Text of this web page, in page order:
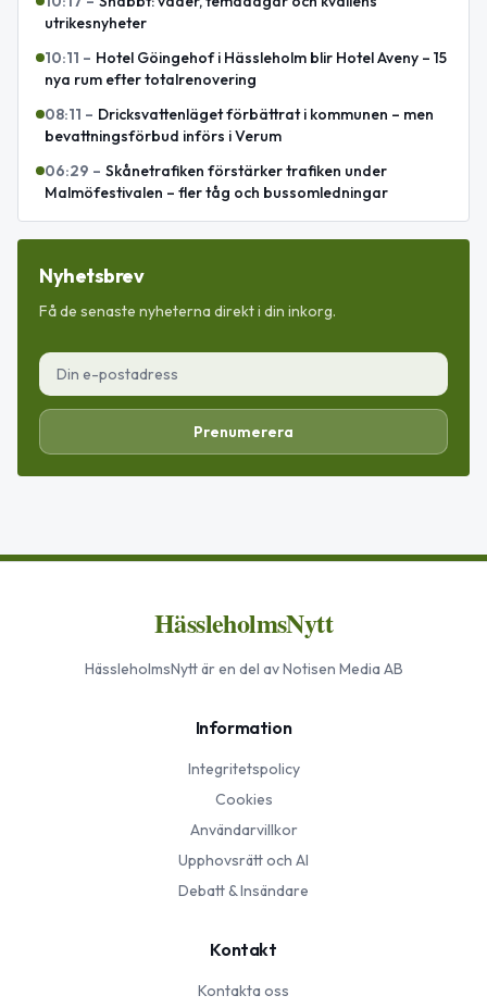
utrikesnyheter
10:11 – Hotel Göingehof i Hässleholm blir Hotel Aveny – 15
nya rum efter totalrenovering
08:11 – Dricksvattenläget förbättrat i kommunen – men
bevattningsförbud införs i Verum
06:29 – Skånetrafiken förstärker trafiken under
Malmöfestivalen – fler tåg och bussomledningar
Nyhetsbrev
Få de senaste nyheterna direkt i din inkorg.
Prenumerera
HässleholmsNytt
HässleholmsNyttär en del av Notisen Media AB
Information
Integritetspolicy
Cookies
Användarvillkor
Upphovsrätt och AI
Debatt & Insändare
Kontakt
Kontakta oss